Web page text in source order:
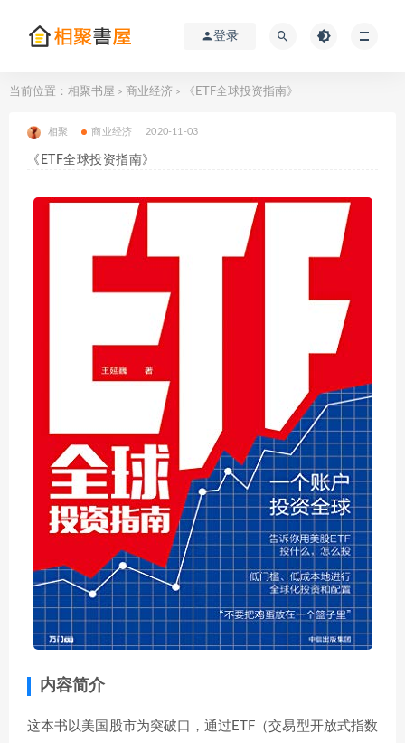
登录
当前位置： 相聚书屋 > 商业经济 > 《ETF全球投资指南》
相聚 商业经济 2020-11-03
《ETF全球投资指南》
内容简介
这本书以美国股市为突破口，通过ETF（交易型开放式指数